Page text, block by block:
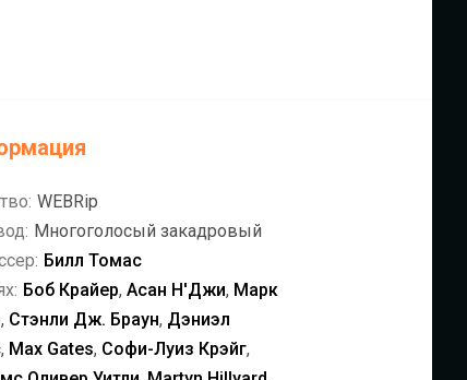
WEBRip
Многоголосый закадровый
Билл Томас
Боб Крайер, Асан Н'Джи, Марк
, Стэнли Дж. Браун, Дэниэл
, Max Gates, Софи-Луиз Крэйг,